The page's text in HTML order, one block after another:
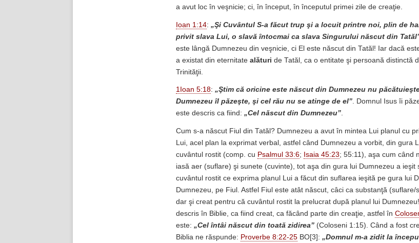
a avut loc în veşnicie; ci, în început, în începutul primei zile de creaţie.
Ioan 1:14: „Şi Cuvântul S-a făcut trup şi a locuit printre noi, plin de
privit slava Lui, o slavă întocmai ca slava Singurului născut din
este lângă Dumnezeu din veşnicie, ci El este născut din Tatăl! Iar dacă
a existat din eternitate alături de Tatăl, ca o entitate şi persoană distinctă
Trinităţii.
1Ioan 5:18: „Ştim că oricine este născut din Dumnezeu nu
Dumnezeu îl păzeşte, şi cel rău nu se atinge de el”. Domnul Isus îi
este descris ca fiind: „Cel născut din Dumnezeu”.
Cum s-a născut Fiul din Tatăl? Dumnezeu a avut în mintea Lui planul cu
Lui, acel plan la exprimat verbal, astfel când Dumnezeu a vorbit, din gura
cuvântul rostit (comp. cu Psalmul 33:6; Isaia 45:23; 55:11), aşa cum când
iasă aer (suflare) şi sunete (cuvinte), tot aşa din gura lui Dumnezeu a ieşit
cuvântul rostit ce exprima planul Lui a făcut din suflarea ieşită pe gura lui
Dumnezeu, pe Fiul. Astfel Fiul este atât născut, câci ca substanţă (suflare/
dar şi creat pentru că cuvântul rostit la prelucrat după planul lui
descris în Biblie, ca fiind creat, ca făcând parte din creaţie, astfel în
este: „Cel întâi născut din toată zidirea” (Coloseni 1:15). Când a fost
Biblia ne răspunde: Proverbe 8:22-25 BO[3]: „Domnul m-a zidit la